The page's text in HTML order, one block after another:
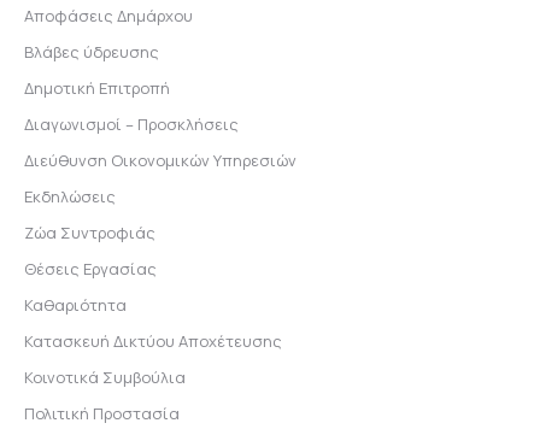
Αποφάσεις Δημάρχου
Βλάβες ύδρευσης
Δημοτική Επιτροπή
Διαγωνισμοί – Προσκλήσεις
Διεύθυνση Οικονομικών Υπηρεσιών
Εκδηλώσεις
Ζώα Συντροφιάς
Θέσεις Εργασίας
Καθαριότητα
Κατασκευή Δικτύου Αποχέτευσης
Κοινοτικά Συμβούλια
Πολιτική Προστασία